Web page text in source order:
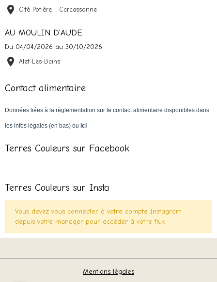
Cité Potière - Carcassonne
AU MOULIN D'AUDE
Du 04/04/2026 au 30/10/2026
Alet-Les-Bains
Contact alimentaire
Données liées à la règlementation sur le contact alimentaire disponibles dans
les infos légales (en bas) ou ici
Terres Couleurs sur Facebook
Terres Couleurs sur Insta
Vous devez vous connecter à votre compte Instagram
depuis votre manager pour accéder à votre flux
Mentions légales